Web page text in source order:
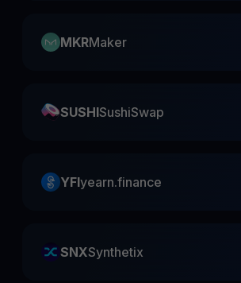
MKRMaker
SUSHISushiSwap
YFIyearn.finance
SNXSynthetix